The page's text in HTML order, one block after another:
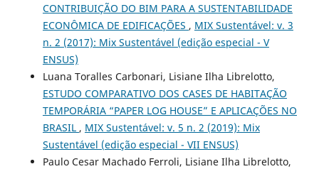
CONTRIBUIÇÃO DO BIM PARA A SUSTENTABILIDADE
ECONÔMICA DE EDIFICAÇÕES , MIX Sustentável: v. 3
n. 2 (2017): Mix Sustentável (edição especial - V
ENSUS)
Luana Toralles Carbonari, Lisiane Ilha Librelotto,
ESTUDO COMPARATIVO DOS CASES DE HABITAÇÃO
TEMPORÁRIA “PAPER LOG HOUSE” E APLICAÇÕES NO
BRASIL , MIX Sustentável: v. 5 n. 2 (2019): Mix
Sustentável (edição especial - VII ENSUS)
Paulo Cesar Machado Ferroli, Lisiane Ilha Librelotto,